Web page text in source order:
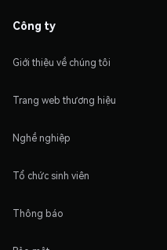
Công ty
Giới thiệu về chúng tôi
Trang web thương hiệu
Nghề nghiệp
Tổ chức sinh viên
Thông báo